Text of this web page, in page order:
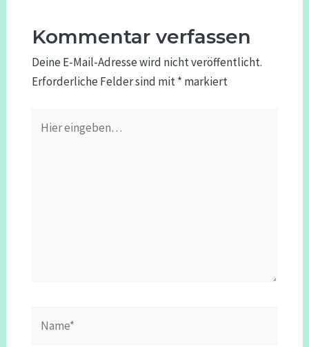
Kommentar verfassen
Deine E-Mail-Adresse wird nicht veröffentlicht.
Erforderliche Felder sind mit* markiert
eingeben…